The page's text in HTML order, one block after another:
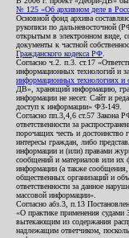
№ 125 «Об архивном деле в
Основной фонд архива
рукописи по дальневосточной
открытым в электронном виде,
документы к частной
Гражданского кодекса РФ
Согласно ч.2. п.3. ст.17
информационных технологий и
информационных технологиях
ДВ», хранящий информацию,
информации не несет. Сайт и
доступ к информации» ФЗ-149.
Согласно пп.3,4,6 ст.57 Закона
ответственности за
порочащих честь и
интересы граждан, либо
информации и (или) правами
сообщений и материалов или их
информации (а также сообщения,
общественных организаций и
ответственности за данное
массовой информации».
Согласно абз.3, п.13
«О практике применения судами
вытекающим из содержания
надлежащим ответчиком,